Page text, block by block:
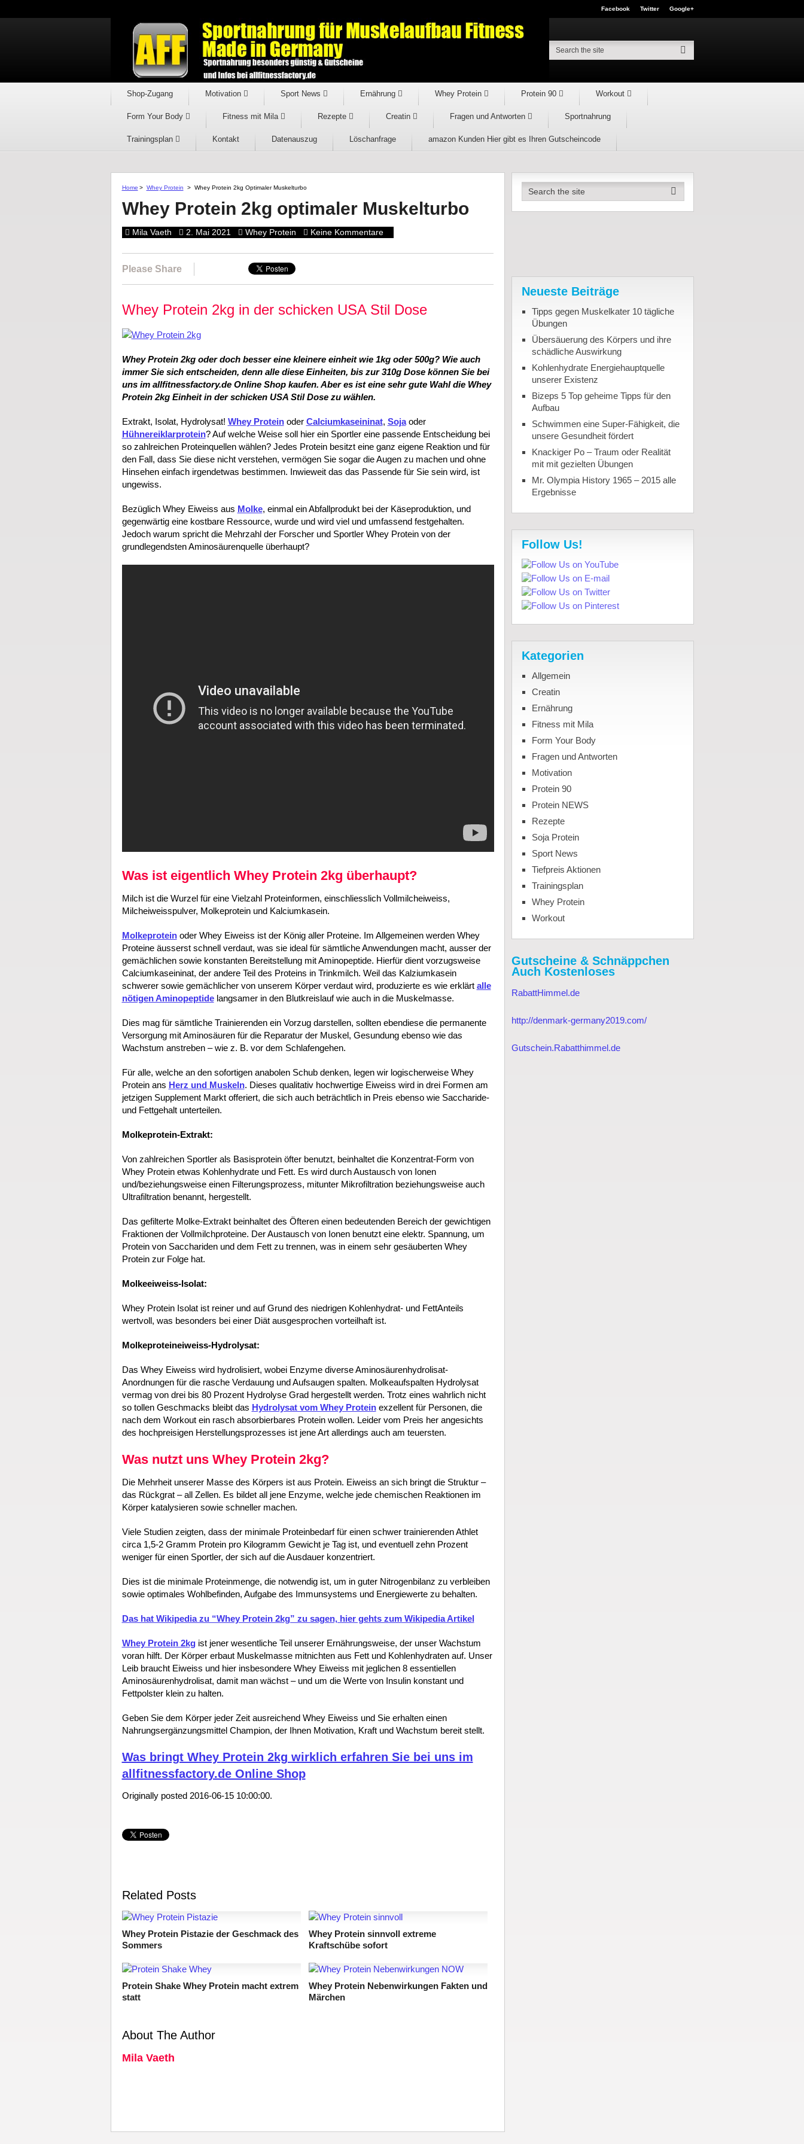
Facebook Twitter Google+
Shop-Zugang Motivation Sport News Ernährung Whey Protein Protein 90 Workout
Form Your Body Fitness mit Mila Rezepte Creatin Fragen und Antworten Sportnahrung
Trainingsplan Kontakt Datenauszug Löschanfrage amazon Kunden Hier gibt es Ihren Gutscheincode
Home > Whey Protein > Whey Protein 2kg Optimaler Muskelturbo
Whey Protein 2kg optimaler Muskelturbo
Mila Vaeth 2. Mai 2021 Whey Protein Keine Kommentare
Please Share
Whey Protein 2kg in der schicken USA Stil Dose
Whey Protein 2kg oder doch besser eine kleinere einheit wie 1kg oder 500g? Wie auch
immer Sie sich entscheiden, denn alle diese Einheiten, bis zur 310g Dose können Sie bei
uns im allfitnessfactory.de Online Shop kaufen. Aber es ist eine sehr gute Wahl die Whey
Protein 2kg Einheit in der schicken USA Stil Dose zu wählen.
Extrakt, Isolat, Hydrolysat! Whey Proteinoder Calciumkaseininat, Sojaoder
Hühnereiklarprotein? Auf welche Weise soll hier ein Sportler eine passende Entscheidung bei
so zahlreichen Proteinquellen wählen? Jedes Protein besitzt eine ganz eigene Reaktion und für
den Fall, dass Sie diese nicht verstehen, vermögen Sie sogar die Augen zu machen und ohne
Hinsehen einfach irgendetwas bestimmen. Inwieweit das das Passende für Sie sein wird, ist
ungewiss.
Bezüglich Whey Eiweiss aus Molke, einmal ein Abfallprodukt bei der Käseproduktion, und
gegenwärtig eine kostbare Ressource, wurde und wird viel und umfassend festgehalten.
Jedoch warum spricht die Mehrzahl der Forscher und Sportler Whey Protein von der
grundlegendsten Aminosäurenquelle überhaupt?
Was ist eigentlich Whey Protein 2kg überhaupt?
Milch ist die Wurzel für eine Vielzahl Proteinformen, einschliesslich Vollmilcheiweiss,
Milcheiweisspulver, Molkeprotein und Kalciumkasein.
Molkeproteinoder Whey Eiweiss ist der König aller Proteine. Im Allgemeinen werden Whey
Proteine äusserst schnell verdaut, was sie ideal für sämtliche Anwendungen macht, ausser der
gemächlichen sowie konstanten Bereitstellung mit Aminopeptide. Hierfür dient vorzugsweise
Calciumkaseininat, der andere Teil des Proteins in Trinkmilch. Weil das Kalziumkasein
schwerer sowie gemächlicher von unserem Körper verdaut wird, produzierte es wie erklärt alle
nötigen Aminopeptidelangsamer in den Blutkreislauf wie auch in die Muskelmasse.
Dies mag für sämtliche Trainierenden ein Vorzug darstellen, sollten ebendiese die permanente
Versorgung mit Aminosäuren für die Reparatur der Muskel, Gesundung ebenso wie das
Wachstum anstreben – wie z. B. vor dem Schlafengehen.
Für alle, welche an den sofortigen anabolen Schub denken, legen wir logischerweise Whey
Protein ans Herz und Muskeln. Dieses qualitativ hochwertige Eiweiss wird in drei Formen am
jetzigen Supplement Markt offeriert, die sich auch beträchtlich in Preis ebenso wie Saccharide-
und Fettgehalt unterteilen.
Molkeprotein-Extrakt:
Von zahlreichen Sportler als Basisprotein öfter benutzt, beinhaltet die Konzentrat-Form von
Whey Protein etwas Kohlenhydrate und Fett. Es wird durch Austausch von Ionen
und/beziehungsweise einen Filterungsprozess, mitunter Mikrofiltration beziehungsweise auch
Ultrafiltration benannt, hergestellt.
Das gefilterte Molke-Extrakt beinhaltet des Öfteren einen bedeutenden Bereich der gewichtigen
Fraktionen der Vollmilchproteine. Der Austausch von Ionen benutzt eine elektr. Spannung, um
Protein von Sacchariden und dem Fett zu trennen, was in einem sehr gesäuberten Whey
Protein zur Folge hat.
Molkeeiweiss-Isolat:
Whey Protein Isolat ist reiner und auf Grund des niedrigen Kohlenhydrat- und FettAnteils
wertvoll, was besonders bei einer Diät ausgesprochen vorteilhaft ist.
Molkeproteineiweiss-Hydrolysat:
Das Whey Eiweiss wird hydrolisiert, wobei Enzyme diverse Aminosäurenhydrolisat-
Anordnungen für die rasche Verdauung und Aufsaugen spalten. Molkeaufspalten Hydrolysat
vermag von drei bis 80 Prozent Hydrolyse Grad hergestellt werden. Trotz eines wahrlich nicht
so tollen Geschmacks bleibt das Hydrolysat vom Whey Proteinexzellent für Personen, die
nach dem Workout ein rasch absorbierbares Protein wollen. Leider vom Preis her angesichts
des hochpreisigen Herstellungsprozesses ist jene Art allerdings auch am teuersten.
Was nutzt uns Whey Protein 2kg?
Die Mehrheit unserer Masse des Körpers ist aus Protein. Eiweiss an sich bringt die Struktur –
das Rückgrat – all Zellen. Es bildet all jene Enzyme, welche jede chemischen Reaktionen im
Körper katalysieren sowie schneller machen.
Viele Studien zeigten, dass der minimale Proteinbedarf für einen schwer trainierenden Athlet
circa 1,5-2 Gramm Protein pro Kilogramm Gewicht je Tag ist, und eventuell zehn Prozent
weniger für einen Sportler, der sich auf die Ausdauer konzentriert.
Dies ist die minimale Proteinmenge, die notwendig ist, um in guter Nitrogenbilanz zu verbleiben
sowie optimales Wohlbefinden, Aufgabe des Immunsystems und Energiewerte zu behalten.
Das hat Wikipedia zu “Whey Protein 2kg” zu sagen, hier gehts zum Wikipedia Artikel
Whey Protein 2kgist jener wesentliche Teil unserer Ernährungsweise, der unser Wachstum
voran hilft. Der Körper erbaut Muskelmasse mitnichten aus Fett und Kohlenhydraten auf. Unser
Leib braucht Eiweiss und hier insbesondere Whey Eiweiss mit jeglichen 8 essentiellen
Aminosäurenhydrolisat, damit man wächst – und um die Werte von Insulin konstant und
Fettpolster klein zu halten.
Geben Sie dem Körper jeder Zeit ausreichend Whey Eiweiss und Sie erhalten einen
Nahrungsergänzungsmittel Champion, der Ihnen Motivation, Kraft und Wachstum bereit stellt.
Was bringt Whey Protein 2kg wirklich erfahren Sie bei uns im
allfitnessfactory.de Online Shop
Originally posted 2016-06-15 10:00:00.
Related Posts
Whey Protein Pistazie der Geschmack des
Sommers
Whey Protein sinnvoll extreme
Kraftschübe sofort
Protein Shake Whey Protein macht extrem
statt
Whey Protein Nebenwirkungen Fakten und
Märchen
About The Author
Mila Vaeth
Neueste Beiträge
Tipps gegen Muskelkater 10 tägliche
Übungen
Übersäuerung des Körpers und ihre
schädliche Auswirkung
Kohlenhydrate Energiehauptquelle
unserer Existenz
Bizeps 5 Top geheime Tipps für den
Aufbau
Schwimmen eine Super-Fähigkeit, die
unsere Gesundheit fördert
Knackiger Po – Traum oder Realität
mit mit gezielten Übungen
Mr. Olympia History 1965 – 2015 alle
Ergebnisse
Follow Us!
Kategorien
Allgemein
Creatin
Ernährung
Fitness mit Mila
Form Your Body
Fragen und Antworten
Motivation
Protein 90
Protein NEWS
Rezepte
Soja Protein
Sport News
Tiefpreis Aktionen
Trainingsplan
Whey Protein
Workout
Gutscheine & Schnäppchen
Auch Kostenloses
RabattHimmel.de
http://denmark-germany2019.com/
Gutschein.Rabatthimmel.de